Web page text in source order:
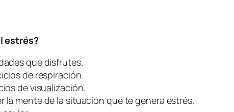
estrés?
que disfrutes.
de respiración.
de visualización.
la mente de la situación que te genera estrés.